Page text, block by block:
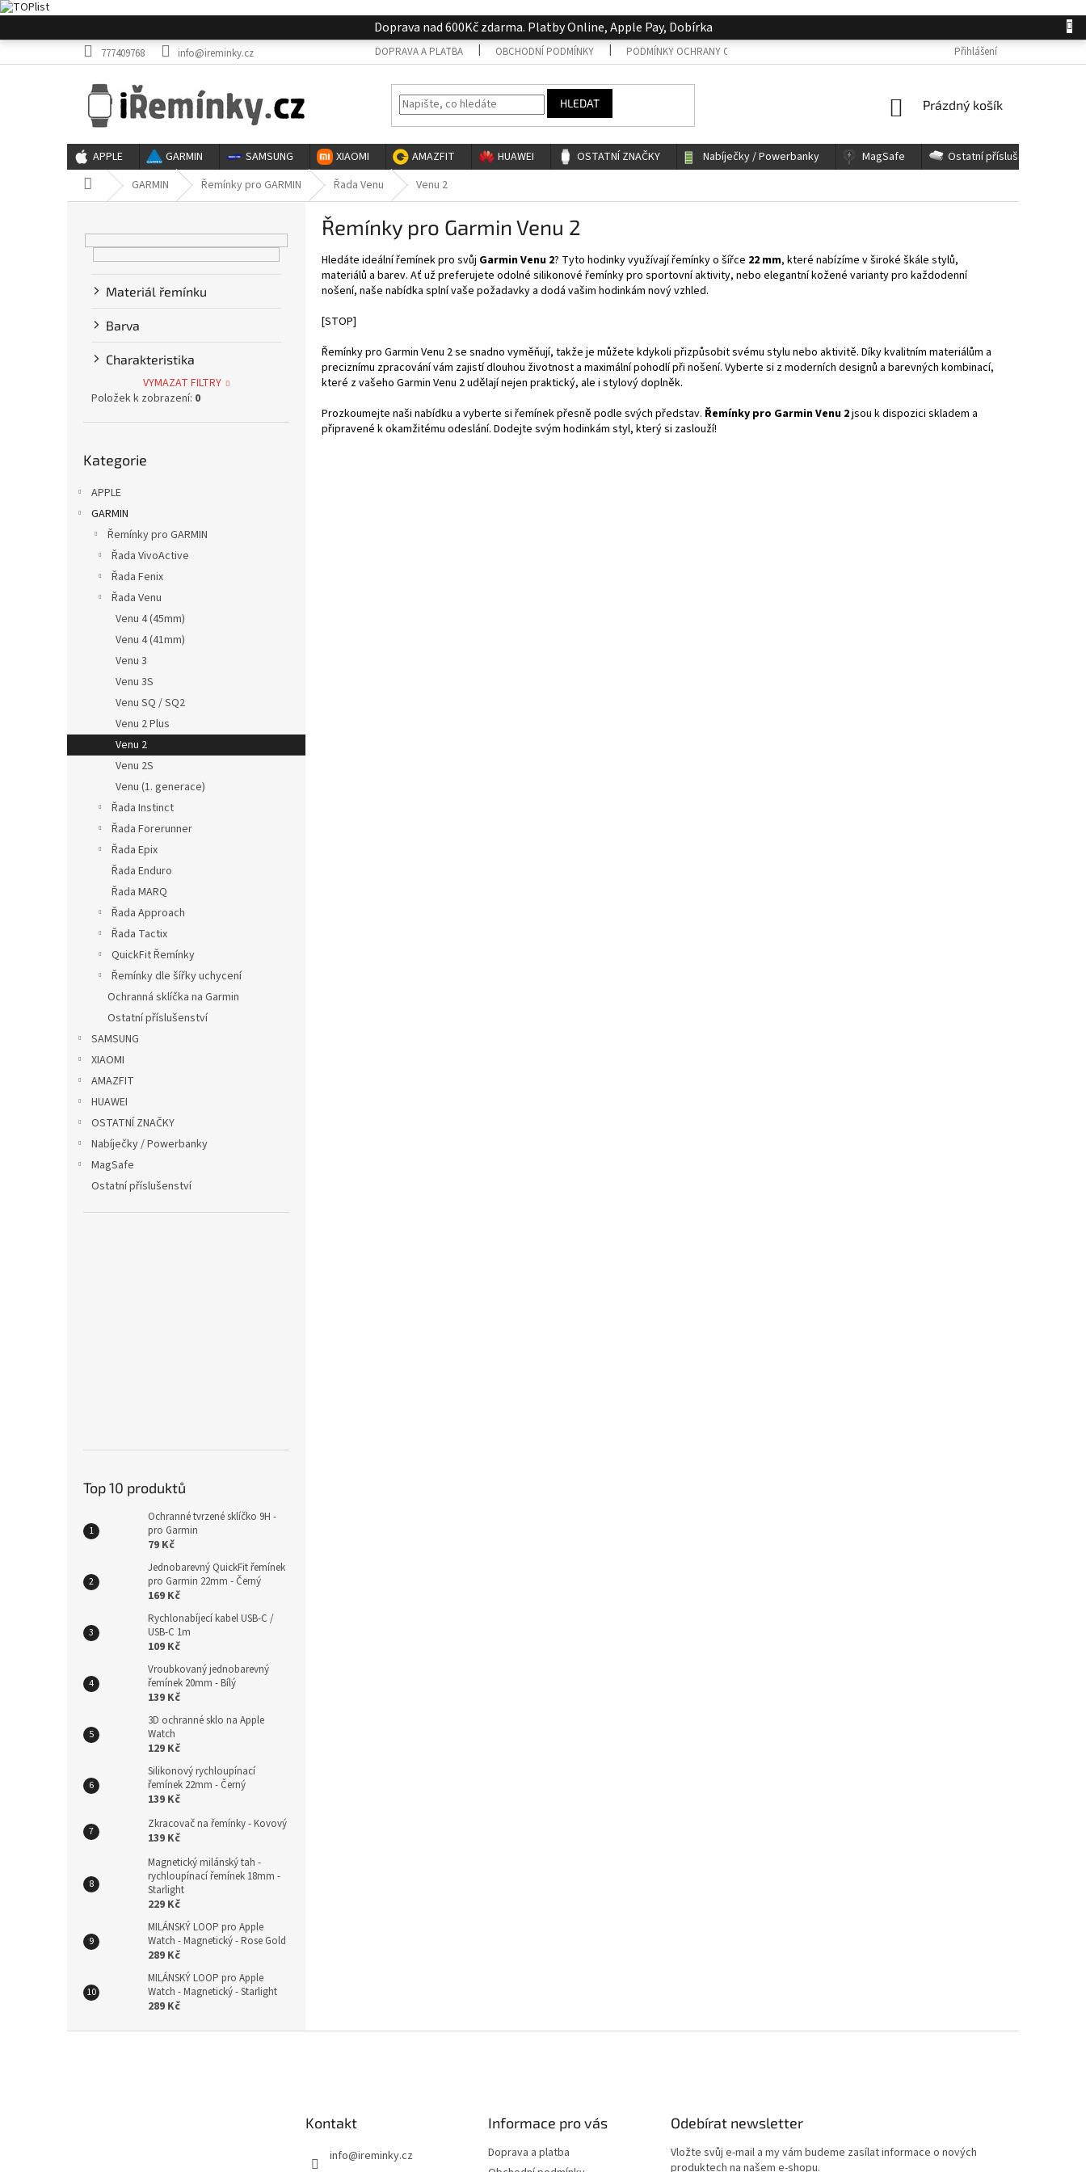
na
Doprava nad 600Kč zdarma. Platby Online, Apple Pay, Dobírka
777409768 info@ireminky.cz DOPRAVA A PLATBA OBCHODNÍ PODMÍNKY PODMÍNKY OCHRANY OSOBNÍCH ÚDAJŮ KONTAKTY
Přihlášení
HLEDAT
NÁKUPNÍ
Prázdný košík
APPLE GARMIN SAMSUNG XIAOMI AMAZFIT HUAWEI OSTATNÍ ZNAČKY Nabíječky / Powerbanky MagSafe
Ostatní příslušenství
Domů GARMIN Řemínky pro GARMIN Řada Venu Venu 2
Materiál řemínku
Barva
Charakteristika
VYMAZAT FILTRY
Položek k zobrazení: 0
kategorie
Kategorie
APPLE
GARMIN
Řemínky pro GARMIN
Řada VivoActive
Řada Fenix
Řada Venu
Venu 4 (45mm)
Venu 4 (41mm)
Venu 3
Venu 3S
Venu SQ / SQ2
Venu 2 Plus
Venu 2
Venu 2S
Venu (1. generace)
Řada Instinct
Řada Forerunner
Řada Epix
Řada Enduro
Řada MARQ
Řada Approach
Řada Tactix
QuickFit Řemínky
Řemínky dle šířky uchycení
Ochranná sklíčka na Garmin
Ostatní příslušenství
SAMSUNG
XIAOMI
AMAZFIT
HUAWEI
OSTATNÍ ZNAČKY
Nabíječky / Powerbanky
MagSafe
Ostatní příslušenství
Top 10 produktů
Ochranné tvrzené sklíčko 9H -
pro Garmin
79 Kč
Jednobarevný QuickFit řemínek
pro Garmin 22mm - Černý
169 Kč
Rychlonabíjecí kabel USB-C /
USB-C 1m
109 Kč
Vroubkovaný jednobarevný
řemínek 20mm - Bílý
139 Kč
3D ochranné sklo na Apple
Watch
129 Kč
Silikonový rychloupínací
řemínek 22mm - Černý
139 Kč
Zkracovač na řemínky - Kovový
139 Kč
Magnetický milánský tah -
rychloupínací řemínek 18mm -
Starlight
229 Kč
MILÁNSKÝ LOOP pro Apple
Watch - Magnetický - Rose Gold
289 Kč
MILÁNSKÝ LOOP pro Apple
Watch - Magnetický - Starlight
289 Kč
Řemínky pro Garmin Venu 2
Hledáte ideální řemínek pro svůj Garmin Venu 2? Tyto hodinky využívají řemínky o šířce 22 mm, které nabízíme v široké škále stylů,
materiálů a barev. Ať už preferujete odolné silikonové řemínky pro sportovní aktivity, nebo elegantní kožené varianty pro každodenní
nošení, naše nabídka splní vaše požadavky a dodá vašim hodinkám nový vzhled.
[STOP]
Řemínky pro Garmin Venu 2 se snadno vyměňují, takže je můžete kdykoli přizpůsobit svému stylu nebo aktivitě. Díky kvalitním materiálům a
preciznímu zpracování vám zajistí dlouhou životnost a maximální pohodlí při nošení. Vyberte si z moderních designů a barevných kombinací,
které z vašeho Garmin Venu 2 udělají nejen praktický, ale i stylový doplněk.
Prozkoumejte naši nabídku a vyberte si řemínek přesně podle svých představ. Řemínky pro Garmin Venu 2jsou k dispozici skladem a
připravené k okamžitému odeslání. Dodejte svým hodinkám styl, který si zaslouží!
Kontakt
info@ireminky.cz
Informace pro vás
Doprava a platba
Odebírat newsletter
Vložte svůj e-mail a my vám budeme zasílat informace o nových
produktech na našem e-shopu.